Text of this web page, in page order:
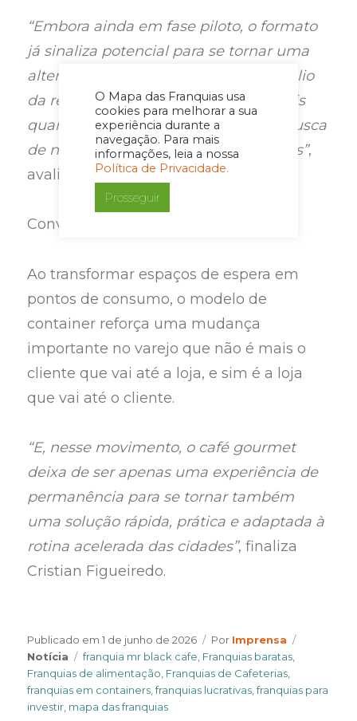
O Mapa das Franquias usa
cookies para melhorar a sua
experiência durante a
navegação. Para mais
informações, leia a nossa
Política de Privacidade.
Prosseguir
“Embora ainda em fase piloto, o formato
já sinaliza potencial para se tornar uma
alternativa relevante dentro do portfólio
da rede, tanto para franqueados atuais
quanto para novos investidores em busca
de negócios mais flexíveis e acessíveis”,
avalia o CEO.
Conveniente, escalável e adaptável
Ao transformar espaços de espera em
pontos de consumo, o modelo de
container reforça uma mudança
importante no varejo que não é mais o
cliente que vai até a loja, e sim é a loja
que vai até o cliente.
“E, nesse movimento, o café gourmet
deixa de ser apenas uma experiência de
permanência para se tornar também
uma solução rápida, prática e adaptada à
rotina acelerada das cidades”, finaliza
Cristian Figueiredo.
Publicado em1 de junho de 2026 Por Author
Imprensa
Notícia
Tags
franquia mr black cafe Franquias baratas
Franquias de alimentação Franquias de Cafeterias
franquias em containers ,franquias lucrativas ,franquias para
investir mapa das franquias